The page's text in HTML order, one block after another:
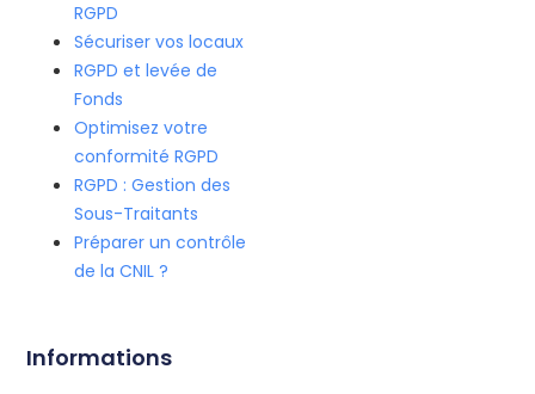
RGPD
Sécuriser vos locaux
RGPD et levée de
Fonds
Optimisez votre
conformité RGPD
RGPD : Gestion des
Sous-Traitants
Préparer un contrôle
de la CNIL ?
Informations